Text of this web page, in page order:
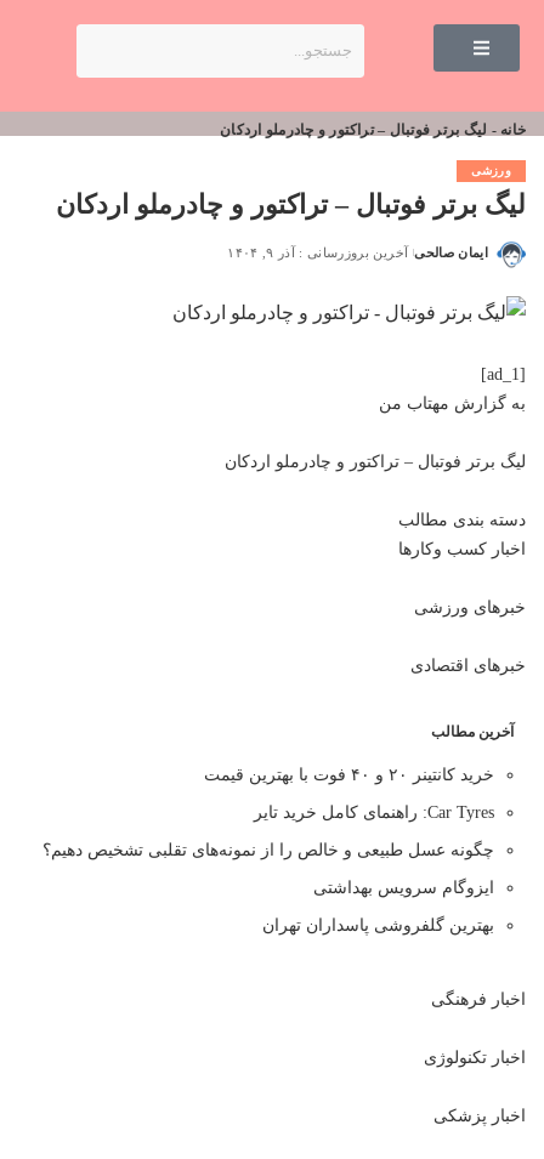
خانه - لیگ برتر فوتبال – تراکتور و چادرملو اردکان
ورزشی
لیگ برتر فوتبال – تراکتور و چادرملو اردکان
ایمان صالحی آخرین بروزرسانی : آذر ۹, ۱۴۰۴
[ad_1]
به گزارش مهتاب من
لیگ برتر فوتبال – تراکتور و چادرملو اردکان
دسته بندی مطالب
اخبار کسب وکارها
خبرهای ورزشی
خبرهای اقتصادی
آخرین مطالب
خرید کانتینر ۲۰ و ۴۰ فوت با بهترین قیمت
Car Tyres: راهنمای کامل خرید تایر
چگونه عسل طبیعی و خالص را از نمونه‌های تقلبی تشخیص دهیم؟
ایزوگام سرویس بهداشتی
بهترین گلفروشی پاسداران تهران
اخبار فرهنگی
اخبار تکنولوژی
اخبار پزشکی